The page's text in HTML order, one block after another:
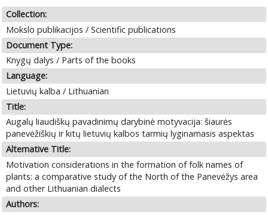
Collection:
Mokslo publikacijos / Scientific publications
Document Type:
Knygų dalys / Parts of the books
Language:
Lietuvių kalba / Lithuanian
Title:
Augalų liaudiškų pavadinimų darybinė motyvacija: šiaurės
panevėžiškių ir kitų lietuvių kalbos tarmių lyginamasis aspektas
Alternative Title:
Motivation considerations in the formation of folk names of
plants: a comparative study of the North of the Panevėžys area
and other Lithuanian dialects
Authors: